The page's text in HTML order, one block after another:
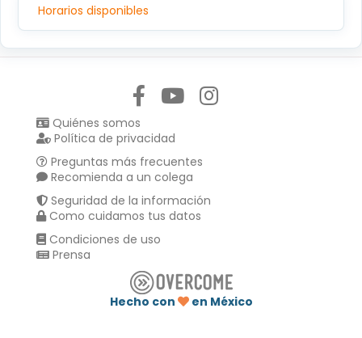
Horarios disponibles
Quiénes somos
Política de privacidad
Preguntas más frecuentes
Recomienda a un colega
Seguridad de la información
Como cuidamos tus datos
Condiciones de uso
Prensa
Hecho con
en México